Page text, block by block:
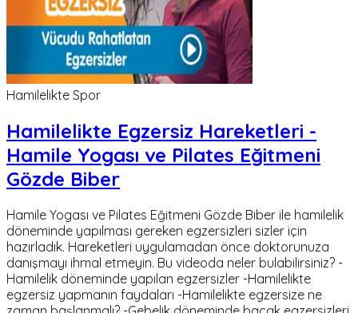
Hamilelikte Spor
Hamilelikte Egzersiz Hareketleri -
Hamile Yogası ve Pilates Eğitmeni
Gözde Biber
Hamile Yogası ve Pilates Eğitmeni Gözde Biber ile hamilelik
döneminde yapılması gereken egzersizleri sizler için
hazırladık. Hareketleri uygulamadan önce doktorunuza
danışmayı ihmal etmeyin. Bu videoda neler bulabilirsiniz? -
Hamilelik döneminde yapılan egzersizler -Hamilelikte
egzersiz yapmanın faydaları -Hamilelikte egzersize ne